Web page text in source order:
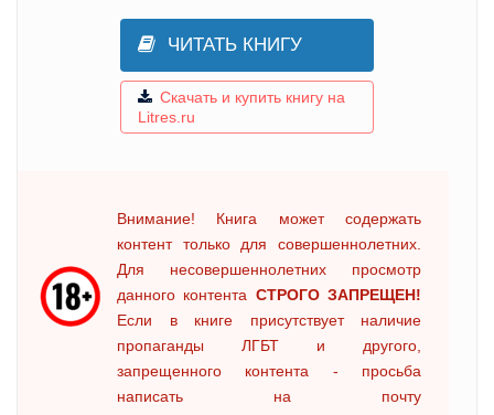
ЧИТАТЬ КНИГУ
Скачать и купить книгу на
Litres.ru
Внимание! Книга может содержать
контент только для совершеннолетних.
Для несовершеннолетних просмотр
данного контента СТРОГО ЗАПРЕЩЕН!
Если в книге присутствует наличие
пропаганды ЛГБТ и другого,
запрещенного контента - просьба
написать на почту